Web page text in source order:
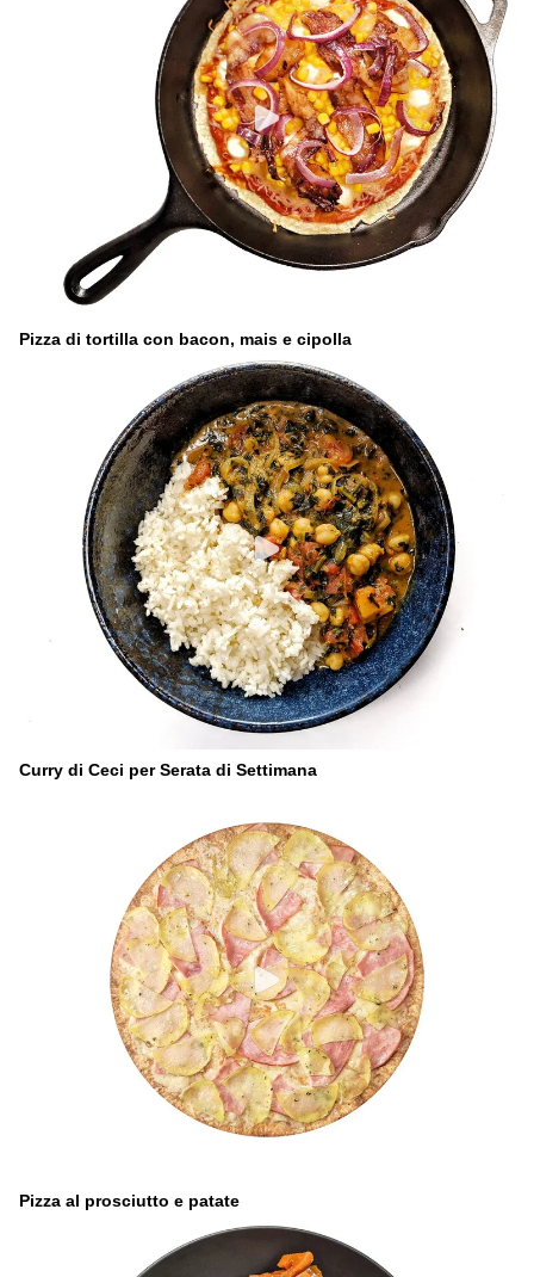
Pizza di tortilla con bacon, mais e cipolla
Curry di Ceci per Serata di Settimana
Pizza al prosciutto e patate